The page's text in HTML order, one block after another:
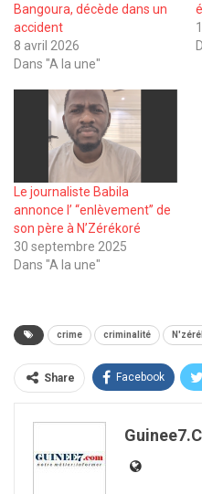
Bangoura, décède dans un
accident
8 avril 2026
Dans "A la une"
Le journaliste Babila
annonce l’ ‘‘enlèvement’’ de
son père à N’Zérékoré
30 septembre 2025
Dans "A la une"
crime criminalité
Share Facebook